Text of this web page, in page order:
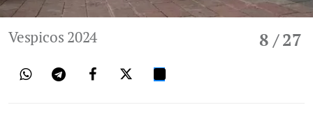
8 / 27
Vespicos 2024